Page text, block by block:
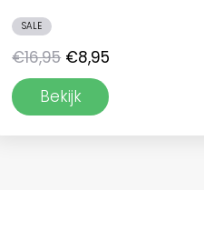
SALE
€16,95 Oorspronkelijke
prijs
was:
€8,95
Bekijk